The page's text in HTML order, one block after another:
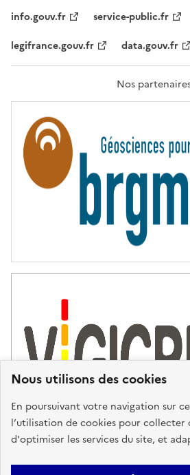
Nous utilisons des cookies
En poursuivant votre navigation sur
l’utilisation de cookies pour collecter
d'optimiser les services du site, et
F
T
R
T
É
info.gouv.fr
service-public.fr
legifrance.gouv.fr
data.gouv.fr
Nos
Plan du site Accessibilité : partiellement